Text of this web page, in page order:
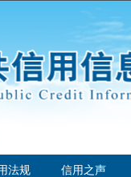
法规 信用之声